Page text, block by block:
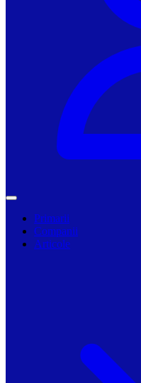
Primarii
Companii
Articole